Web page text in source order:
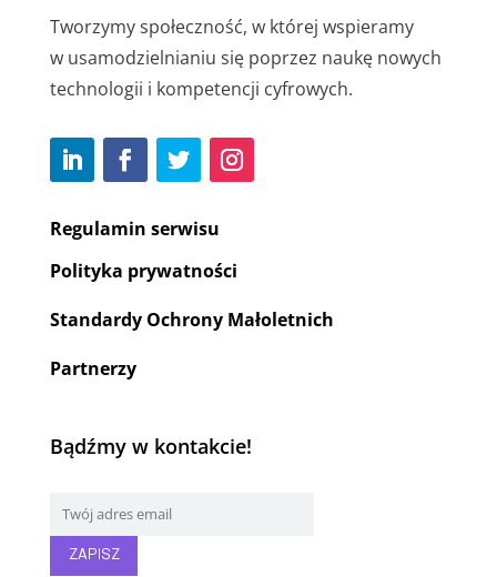
Tworzymy społeczność, w której wspieramy
w usamodzielnianiu się poprzez naukę nowych
technologii i kompetencji cyfrowych.
Regulamin serwisu
Polityka prywatności
Standardy Ochrony Małoletnich
Partnerzy
Bądźmy w kontakcie!